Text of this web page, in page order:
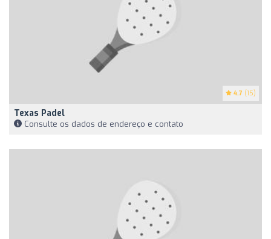
4.7 (15)
Texas Padel
Consulte os dados de endereço e contato